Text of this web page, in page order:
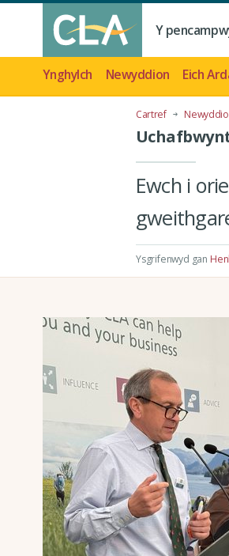
Y
Ynghylch Newyddion Eich
Cartref
Ewch i
Ysgrifenwyd gan